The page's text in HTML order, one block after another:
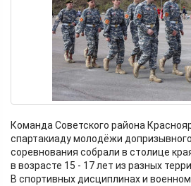
Команда Советского района
спартакиаду молодёжи
соревнования собрали в столице
в возрасте 15 - 17 лет из разных
В спортивных дисциплинах и